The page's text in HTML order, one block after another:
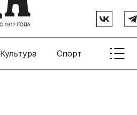
Культура Спорт